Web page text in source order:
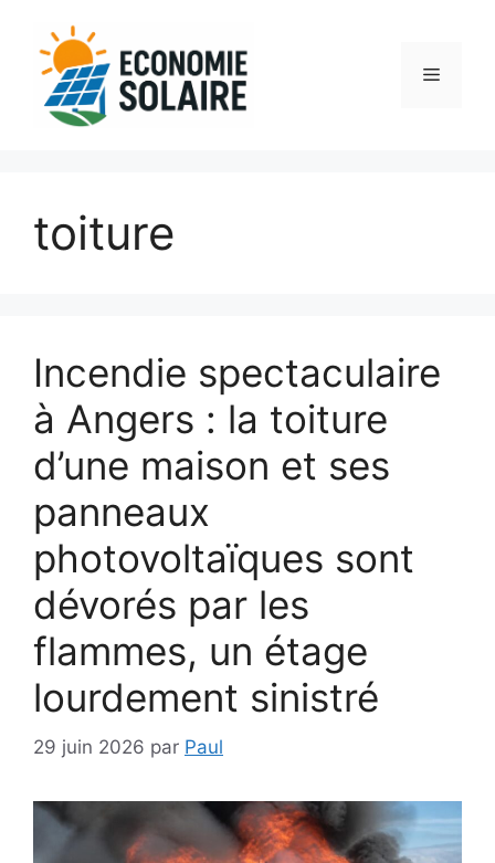
contenu
Menu
toiture
Incendie spectaculaire
à Angers : la toiture
d’une maison et ses
panneaux
photovoltaïques sont
dévorés par les
flammes, un étage
lourdement sinistré
29 juin 2026 par Paul